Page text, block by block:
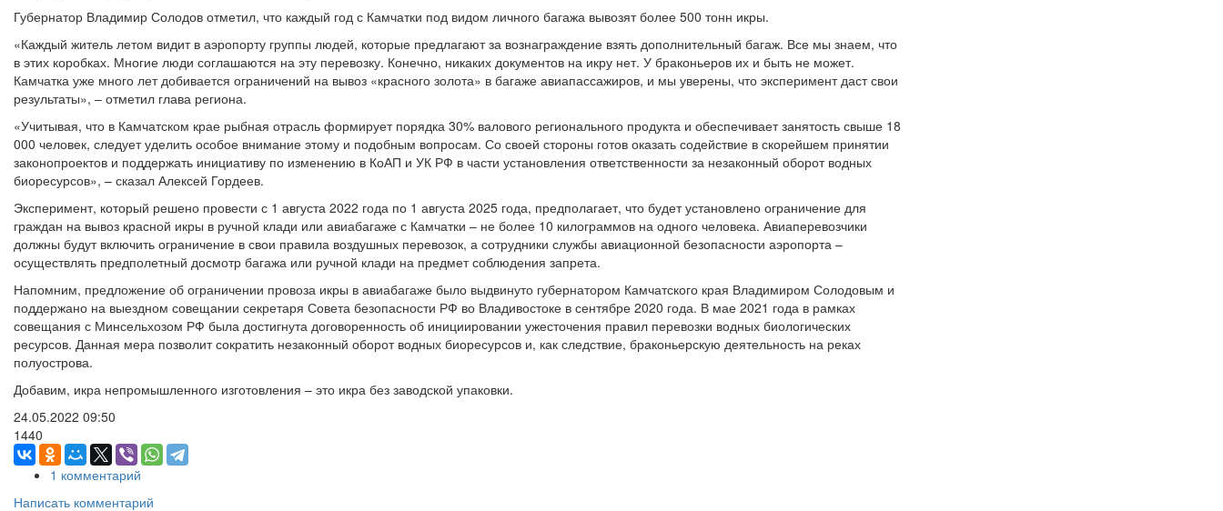
Губернатор Владимир Солодов отметил, что каждый год с Камчатки под видом личного багажа вывозят более 500 тонн икры.
«Каждый житель летом видит в аэропорту группы людей, которые предлагают за вознаграждение взять дополнительный багаж. Все мы знаем, что
в этих коробках. Многие люди соглашаются на эту перевозку. Конечно, никаких документов на икру нет. У браконьеров их и быть не может.
Камчатка уже много лет добивается ограничений на вывоз «красного золота» в багаже авиапассажиров, и мы уверены, что эксперимент даст свои
результаты», – отметил глава региона.
«Учитывая, что в Камчатском крае рыбная отрасль формирует порядка 30% валового регионального продукта и обеспечивает занятость свыше 18
000 человек, следует уделить особое внимание этому и подобным вопросам. Со своей стороны готов оказать содействие в скорейшем принятии
законопроектов и поддержать инициативу по изменению в КоАП и УК РФ в части установления ответственности за незаконный оборот водных
биоресурсов», – сказал Алексей Гордеев.
Эксперимент, который решено провести с 1 августа 2022 года по 1 августа 2025 года, предполагает, что будет установлено ограничение для
граждан на вывоз красной икры в ручной клади или авиабагаже с Камчатки – не более 10 килограммов на одного человека. Авиаперевозчики
должны будут включить ограничение в свои правила воздушных перевозок, а сотрудники службы авиационной безопасности аэропорта –
осуществлять предполетный досмотр багажа или ручной клади на предмет соблюдения запрета.
Напомним, предложение об ограничении провоза икры в авиабагаже было выдвинуто губернатором Камчатского края Владимиром Солодовым и
поддержано на выездном совещании секретаря Совета безопасности РФ во Владивостоке в сентябре 2020 года. В мае 2021 года в рамках
совещания с Минсельхозом РФ была достигнута договоренность об инициировании ужесточения правил перевозки водных биологических
ресурсов. Данная мера позволит сократить незаконный оборот водных биоресурсов и, как следствие, браконьерскую деятельность на реках
полуострова.
Добавим, икра непромышленного изготовления – это икра без заводской упаковки.
24.05.2022 09:50
1440
1 комментарий
Написать комментарий